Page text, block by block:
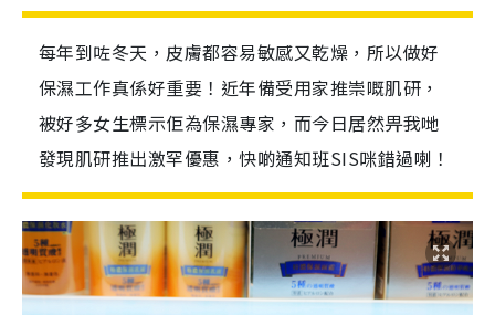
每年到咗冬天，皮膚都容易敏感又乾燥，所以做好
保濕工作真係好重要！近年備受用家推崇嘅肌研，
被好多女生標示佢為保濕專家，而今日居然畀我哋
發現肌研推出激罕優惠，快啲通知班SIS咪錯過喇！